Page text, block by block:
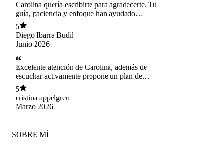
Carolina quería escribirte para agradecerte. Tu
guía, paciencia y enfoque han ayudado
muchísimo a hijo a ordenar sus ideas y sentirse
mucho mejor. Sólo decir que eres muy
profesional con una empatia única que te
recomiendo a cada momento cuando necesiten
una psicóloga.
5
Diego Ibarra Budil
Junio 2026
Excelente atención de Carolina, además de
escuchar activamente propone un plan de
trabajo acorde a la realidad de una y que es
posible de cumplir , muy buen análisis de toda la
situación y por lo mismo pudimos llegar a
excelentes conclusiones
5
cristina appelgren
Marzo 2026
SOBRE MÍ